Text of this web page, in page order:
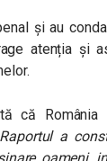
și au
atenția și
că România
a
oameni,